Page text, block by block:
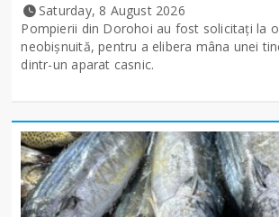
Saturday, 8 August 2026
Pompierii din Dorohoi au fost solicitați la
neobișnuită, pentru a elibera mâna unei
dintr-un aparat casnic.